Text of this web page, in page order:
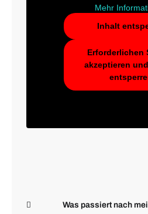
Mehr
Inhalt
Erforderlichen
akzeptieren
Was passiert nach